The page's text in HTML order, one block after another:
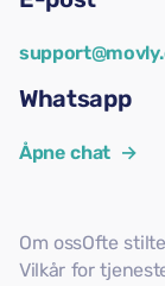
Whatsapp
Åpne chat →
Om ossOfte
Vilkår for